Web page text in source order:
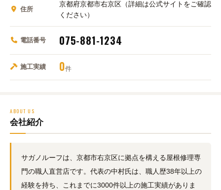
住所
京都府京都市右京区（詳細は公式サイトをご確認
ください）
電話番号 075-881-1234
施工実績 0件
ABOUT US
会社紹介
サガノルーフは、京都市右京区に拠点を構える屋根修理専
門の職人直営店です。代表の中村氏は、職人歴38年以上の
経験を持ち、これまでに3000件以上の施工実績がありま